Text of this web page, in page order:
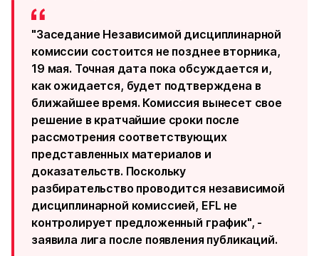
"Заседание Независимой дисциплинарной
комиссии состоится не позднее вторника,
19 мая. Точная дата пока обсуждается и,
как ожидается, будет подтверждена в
ближайшее время. Комиссия вынесет свое
решение в кратчайшие сроки после
рассмотрения соответствующих
представленных материалов и
доказательств. Поскольку
разбирательство проводится независимой
дисциплинарной комиссией, EFL не
контролирует предложенный график", -
заявила лига после появления публикаций.